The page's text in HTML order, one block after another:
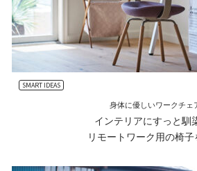
SMART IDEAS
身体に優しいワークチェ
インテリアにすっと馴
リモートワーク用の椅子